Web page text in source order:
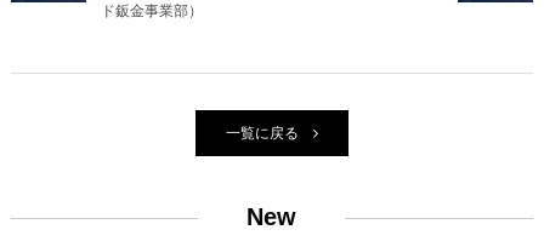
ド鈑金事業部）
一覧に戻る
New